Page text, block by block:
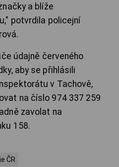
a blíže
potvrdila policejní
údajně červeného
aby se přihlásili
v Tachově,
na číslo 974 337 259
zavolat na
158.
ČR